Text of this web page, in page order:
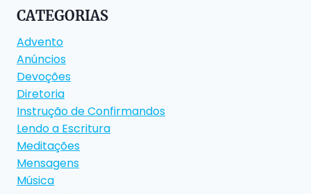
CATEGORIAS
Advento
Anúncios
Devoções
Diretoria
Instrução de Confirmandos
Lendo a Escritura
Meditações
Mensagens
Música